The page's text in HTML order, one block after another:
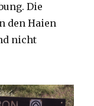
Die
den Haien
nicht